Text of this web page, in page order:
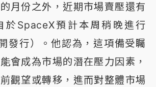
月份之外，近期市場賣壓還有
於SpaceX預計本周稍晚進行
發行）。他認為，這項備受矚
會成為市場的潛在壓力因素，
觀望或轉移，進而對整體市場